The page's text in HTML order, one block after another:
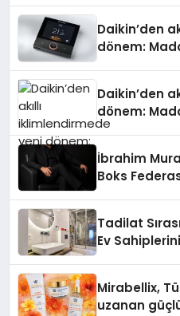
Daikin’den
dönem:
Daikin’den
dönem:
İbrahim
Boks
Tadilat
Ev
Mirabellix,
uzanan